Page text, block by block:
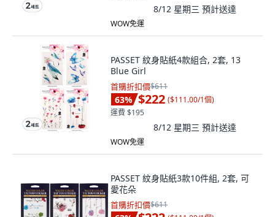
8/12 星期三 預計送達
WOW免運
PASSET 紋身貼紙4款組合, 2套, 13
Blue Girl
首購折扣價$611
63% $222 ($111.00/1個)
運費 $195
8/12 星期三 預計送達
WOW免運
PASSET 紋身貼紙3款10件組, 2套, 可
愛花朵
首購折扣價$611